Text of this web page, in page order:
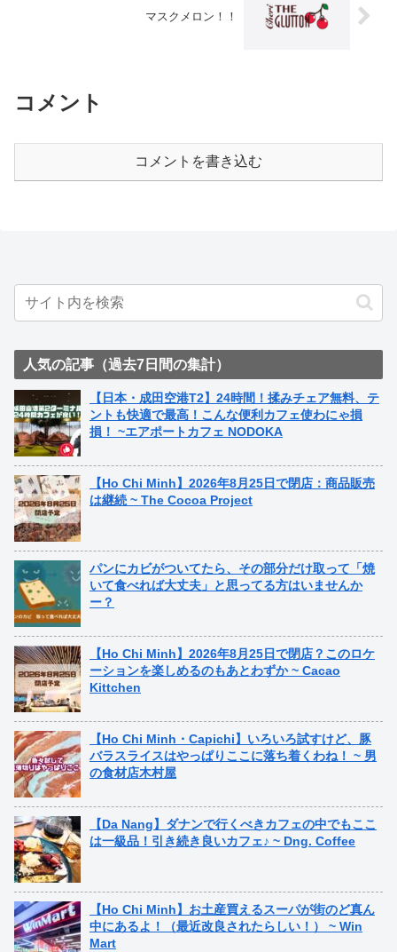
マスクメロン！！
コメント
コメントを書き込む
人気の記事（過去7日間の集計）
【日本・成田空港T2】24時間！揉みチェア無料、テ
ントも快適で最高！こんな便利カフェ使わにゃ損
損！ ~エアポートカフェ NODOKA
【Ho Chi Minh】2026年8月25日で閉店：商品販売
は継続 ~ The Cocoa Project
パンにカビがついてたら、その部分だけ取って「焼
いて食べれば大丈夫」と思ってる方はいませんか
ー？
【Ho Chi Minh】2026年8月25日で閉店？このロケ
ーションを楽しめるのもあとわずか ~ Cacao
Kittchen
【Ho Chi Minh・Capichi】いろいろ試すけど、豚
バラスライスはやっぱりここに落ち着くわね！ ~ 男
の食材店木村屋
【Da Nang】ダナンで行くべきカフェの中でもここ
は一級品！引き続き良いカフェ♪ ~ Dng. Coffee
【Ho Chi Minh】お土産買えるスーパが街のど真ん
中にあるよ！（最近改良されたらしい！） ~ Win
Mart